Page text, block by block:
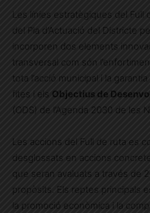
Les línies estratègiques del Full
del Pla d’Actuació del Districte
incorporen dos elements
transversal com són
tota l’acció municipal i la
fites i els Objectius de
(ODS) de l’Agenda 2030 de les
Les accions del Full de ruta es
desglossats en accions
que seran avaluats a través de
propòsits. Els reptes principals
la promoció econòmica i la